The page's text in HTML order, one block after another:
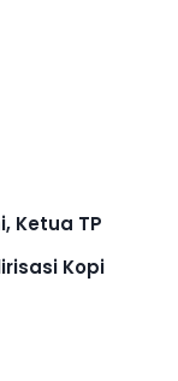
Ketua TP
Kopi